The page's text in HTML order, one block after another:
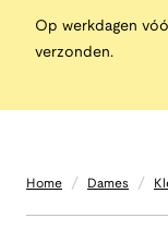
Op werkdagen
verzonden.
Home / Dames /